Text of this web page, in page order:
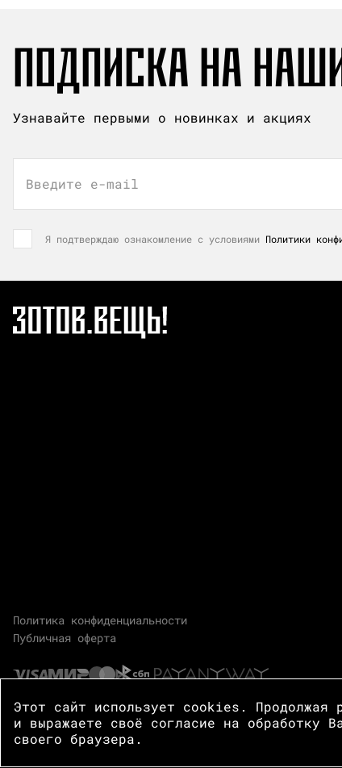
ПОДПИСКА НА
Узнавайте первыми о новинках и акциях
Введите e-mail
Я подтверждаю ознакомление с условиями Политики
Политика конфиденциальности
Публичная оферта
© 2026 Центр Зотов · Все права защищены
Этот сайт использует cookies. Продолжая
и выражаете своё согласие на обработку
своего браузера.